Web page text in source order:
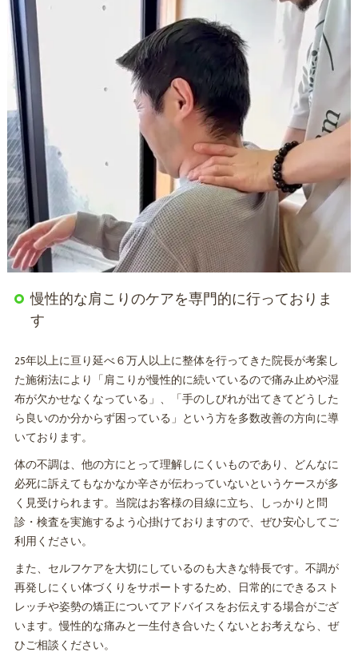
慢性的な肩こりのケアを専門的に行っておりま
す
25年以上に亘り延べ６万人以上に整体を行ってきた院長が考案し
た施術法により「肩こりが慢性的に続いているので痛み止めや湿
布が欠かせなくなっている」、「手のしびれが出てきてどうした
ら良いのか分からず困っている」という方を多数改善の方向に導
いております。
体の不調は、他の方にとって理解しにくいものであり、どんなに
必死に訴えてもなかなか辛さが伝わっていないというケースが多
く見受けられます。当院はお客様の目線に立ち、しっかりと問
診・検査を実施するよう心掛けておりますので、ぜひ安心してご
利用ください。
また、セルフケアを大切にしているのも大きな特長です。不調が
再発しにくい体づくりをサポートするため、日常的にできるスト
レッチや姿勢の矯正についてアドバイスをお伝えする場合がござ
います。慢性的な痛みと一生付き合いたくないとお考えなら、ぜ
ひご相談ください。